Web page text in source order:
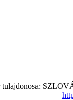
tulajdonosa: